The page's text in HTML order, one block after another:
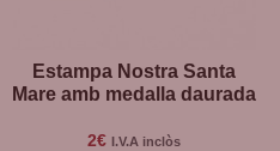
Estampa Nostra Santa
Mare amb medalla daurada
2€ I.V.A inclòs